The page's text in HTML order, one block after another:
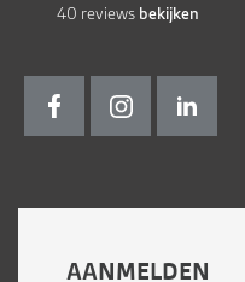
AANMELDEN
40 reviews bekijken